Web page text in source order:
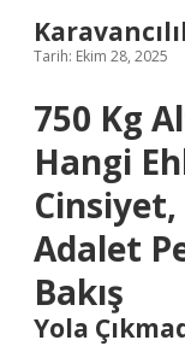
Tarih: Ekim 28, 2025
750 Kg
Hangi
Adalet
Bakış
Yola